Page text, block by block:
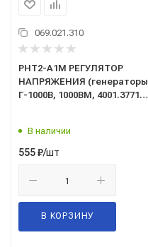
069.021.310
РНТ2-А1М РЕГУЛЯТОР
НАПРЯЖЕНИЯ (генераторы
Г-1000В, 1000ВМ, 4001.3771,
7402.3702)
В наличии
555₽/шт
В КОРЗИНУ